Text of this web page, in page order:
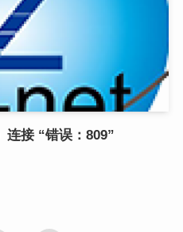
连接 “错误：809”